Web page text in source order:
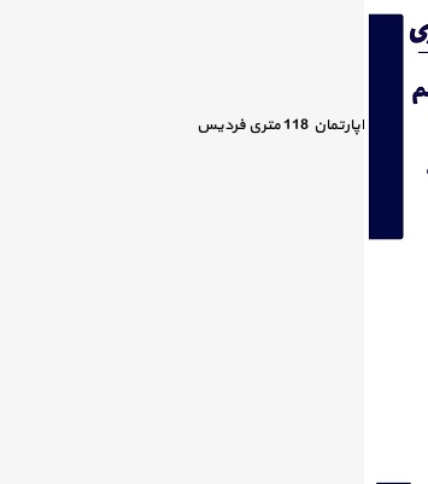
اپارتمان 118 متری فردیس